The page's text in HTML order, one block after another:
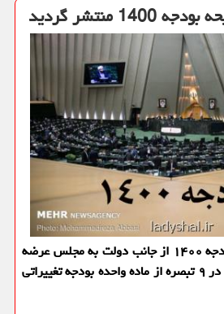
اصلاحیه ۷ برگی لایحه بودجه ۱۴۰۰ از جانب دولت به مجلس عرضه
شده است، بر این اساس در ۹ تبصره از ماده واحده بودجه تغییراتی